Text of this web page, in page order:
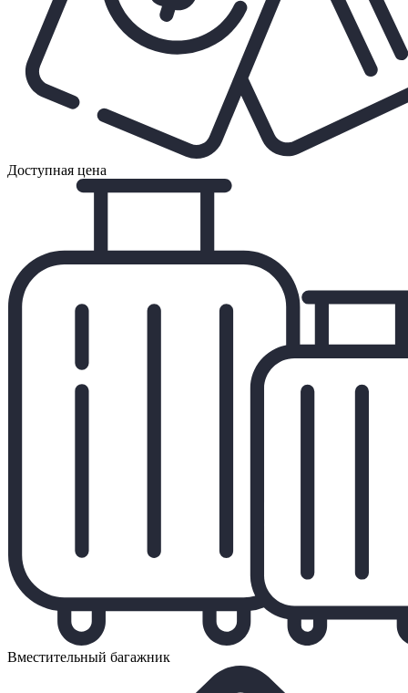
Доступная цена
Вместительный багажник